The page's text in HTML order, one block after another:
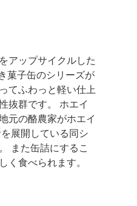
アップサイクルした
菓子缶のシリーズが
てふわっと軽い仕上
抜群です。 ホエイ
元の酪農家がホエイ
展開している同シ
また缶詰にするこ
く食べられます。